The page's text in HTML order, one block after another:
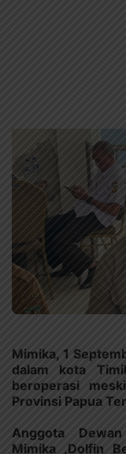
Mimika, 1
dalam kota
beroperasi
Provinsi Papua
Anggota
Mimika ,Dolfin